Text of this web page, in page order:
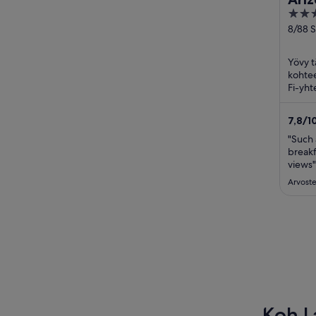
5
out
5
8/88
Yövy
Fi-
7,8/
"Such
views"